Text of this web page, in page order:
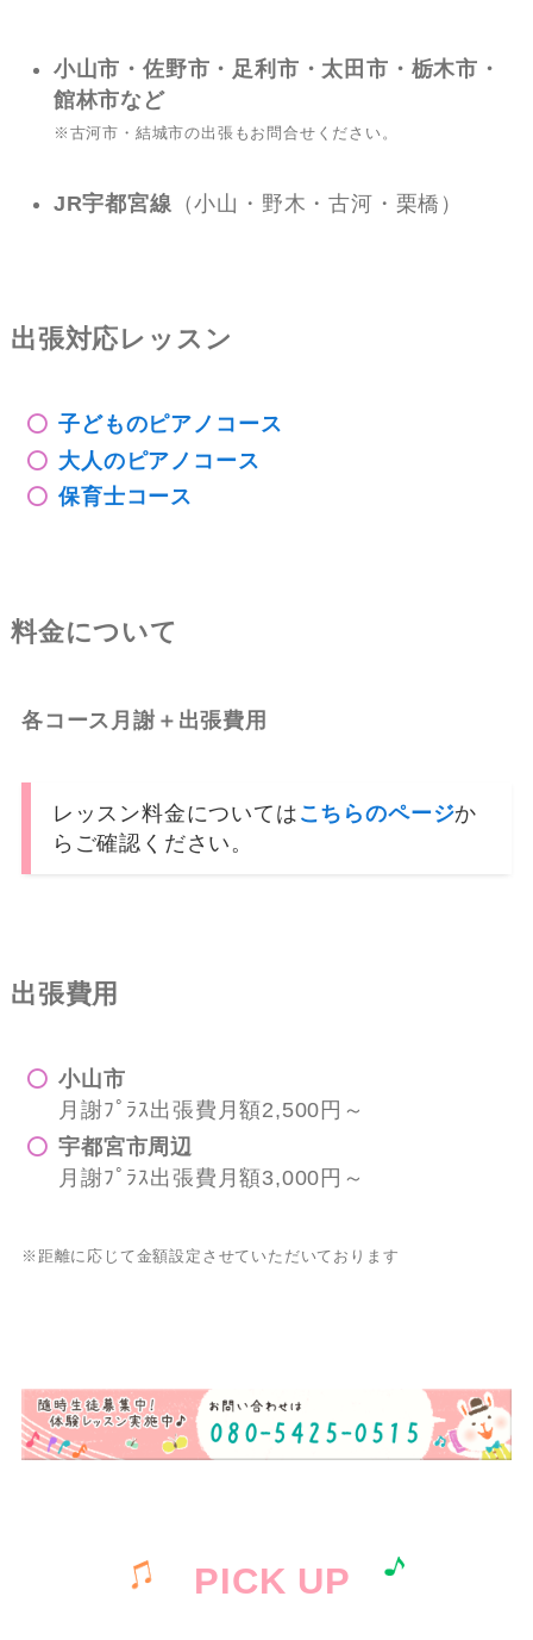
小山市・佐野市・足利市・太田市・栃木市・
館林市など
※古河市・結城市の出張もお問合せください。
JR宇都宮線 （小山・野木・古河・栗橋）
出張対応レッスン
子どものピアノコース
大人のピアノコース
保育士コース
料金について
各コース月謝＋出張費用
レッスン料金については こちらのページか
らご確認ください。
出張費用
小山市
月謝ﾌﾟﾗｽ出張費月額2,500円～
宇都宮市周辺
月謝ﾌﾟﾗｽ出張費月額3,000円～
※距離に応じて金額設定させていただいております
PICK UP